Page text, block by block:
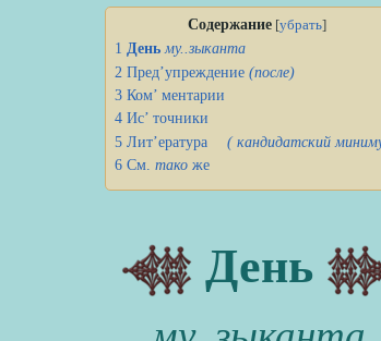
Содержание [убрать]
1 День му..зыканта
2 Пред’упреждение (после)
3 Ком’ ментарии
4 Ис’ точники
5 Лит’ература ( кандидатский
6 См. такоже
День